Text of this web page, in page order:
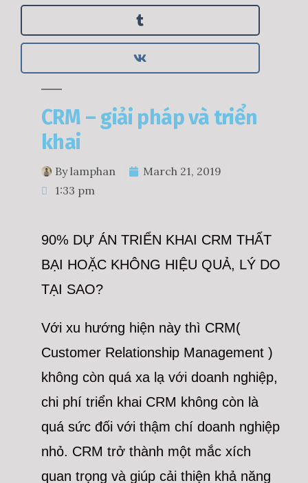
CRM – giải pháp và triển
khai
Bylamphan
March 21, 2019
1:33 pm
90% DỰ ÁN TRIỂN KHAI CRM THẤT
BẠI HOẶC KHÔNG HIỆU QUẢ, LÝ DO
TẠI SAO?
Với xu hướng hiện này thì CRM(
Customer Relationship Management )
không còn quá xa lạ với doanh nghiệp,
chi phí triển khai CRM không còn là
quá sức đối với thậm chí doanh nghiệp
nhỏ. CRM trở thành một mắc xích
quan trọng và giúp cải thiện khả năng